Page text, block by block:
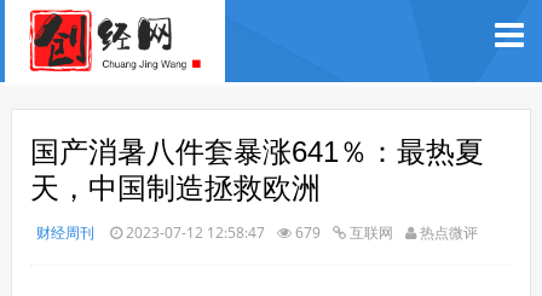
国产消暑八件套暴涨641％：最热夏
天，中国制造拯救欧洲
财经周刊 2023-07-12 12:58:47 679 互联网 热点微评